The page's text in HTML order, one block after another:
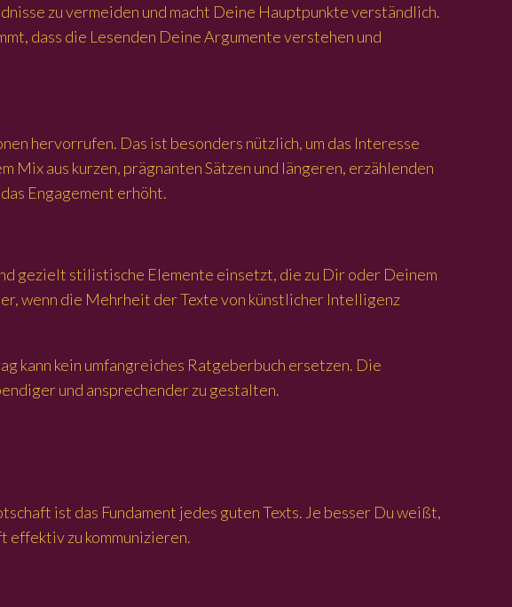
zu vermeiden und macht Deine Hauptpunkte verständlich.
dass die Lesenden Deine Argumente verstehen und
hervorrufen. Das ist besonders nützlich, um das Interesse
aus kurzen, prägnanten Sätzen und längeren, erzählenden
Engagement erhöht.
gezielt stilistische Elemente einsetzt, die zu Dir oder Deinem
wenn die Mehrheit der Texte von künstlicher Intelligenz
kann kein umfangreiches Ratgeberbuch ersetzen. Die
und ansprechender zu gestalten.
ist das Fundament jedes guten Texts. Je besser Du weißt,
effektiv zu kommunizieren.